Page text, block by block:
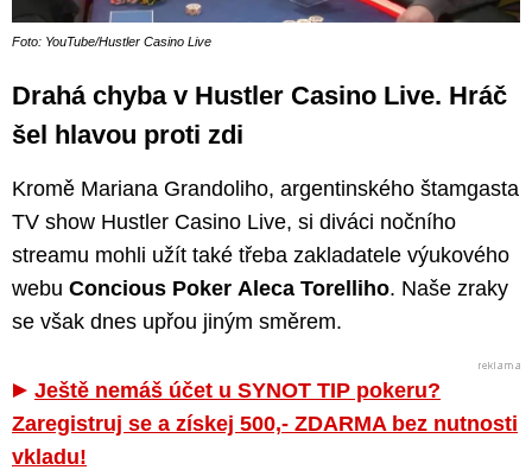
Foto: YouTube/Hustler Casino Live
Drahá chyba v Hustler Casino Live. Hráč
šel hlavou proti zdi
Kromě Mariana Grandoliho, argentinského štamgasta
TV show Hustler Casino Live, si diváci nočního
streamu mohli užít také třeba zakladatele výukového
webu Concious Poker Aleca Torelliho. Naše zraky
se však dnes upřou jiným směrem.
Ještě nemáš účet u SYNOT TIP pokeru?
Zaregistruj se a získej 500,- ZDARMA bez nutnosti
vkladu!